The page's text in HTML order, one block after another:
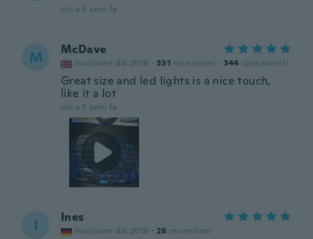
circa 5 anni fa
M McDave
Iscrizione dal 2018 · 331 recensioni · 344 caricamenti
Great size and led lights is a nice touch,
like it a lot
circa 5 anni fa
I Ines
Iscrizione dal 2019 · 26 recensioni